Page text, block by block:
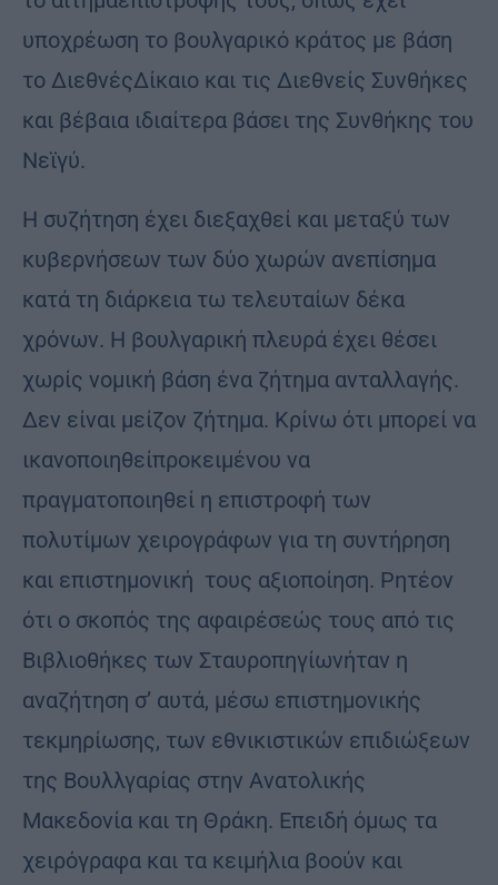
υποχρέωση το βουλγαρικό κράτος με βάση
το ΔιεθνέςΔίκαιο και τις Διεθνείς Συνθήκες
και βέβαια ιδιαίτερα βάσει της Συνθήκης του
Νεϊγύ.
Η συζήτηση έχει διεξαχθεί και μεταξύ των
κυβερνήσεων των δύο χωρών ανεπίσημα
κατά τη διάρκεια τω τελευταίων δέκα
χρόνων. Η βουλγαρική πλευρά έχει θέσει
χωρίς νομική βάση ένα ζήτημα ανταλλαγής.
Δεν είναι μείζον ζήτημα. Κρίνω ότι μπορεί να
ικανοποιηθείπροκειμένου να
πραγματοποιηθεί η επιστροφή των
πολυτίμων χειρογράφων για τη συντήρηση
και επιστημονική τους αξιοποίηση. Ρητέον
ότι ο σκοπός της αφαιρέσεώς τους από τις
Βιβλιοθήκες των Σταυροπηγίωνήταν η
αναζήτηση σ’ αυτά, μέσω επιστημονικής
τεκμηρίωσης, των εθνικιστικών επιδιώξεων
της Βουλλγαρίας στην Ανατολικής
Μακεδονία και τη Θράκη. Επειδή όμως τα
χειρόγραφα και τα κειμήλια βοούν και